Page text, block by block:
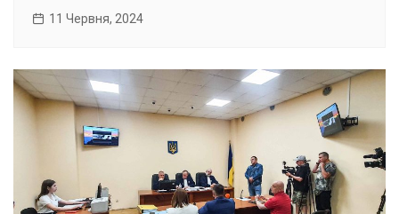
11 Червня, 2024